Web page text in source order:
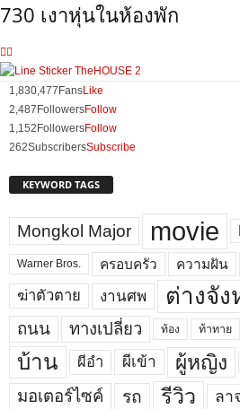
730 เงาหุ่นในห้องพัก
1,830,477 FansLike
2,487 FollowersFollow
1,152 FollowersFollow
262SubscribersSubscribe
KEYWORD TAGS
Mongkol Major movie
Warner Bros. ครอบครัว ความฝัน
ฆ่าตัวตาย
งานศพ ต่างจัง
ถนน ทางเปลี่ยว ท้อง ท้าทาย
บ้าน ผีอำ ผีเข้า ผู้หญิง
มอเตอร์ไซค์ รถ รีวิว ลา